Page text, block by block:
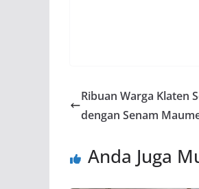
Ribuan Warga Klaten
dengan Senam
Anda Juga